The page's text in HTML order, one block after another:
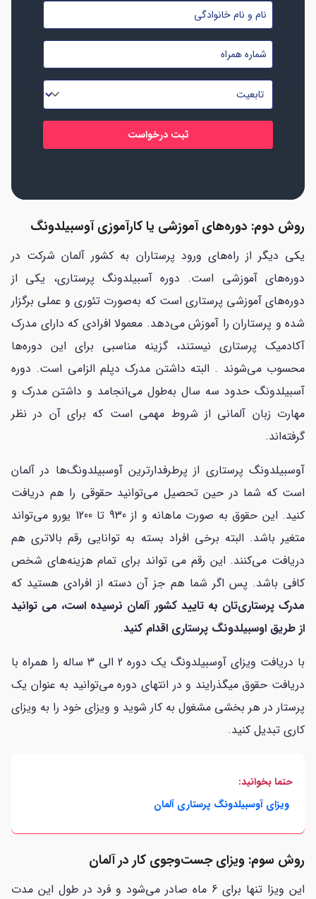
نام
و
نام
خانوادگی
شماره
موبایل
تابعیت
*
روش دوم: دوره‌های آموزشی یا کارآموزی آوسبیلدونگ
یکی دیگر از راه‌های ورود پرستاران به کشور آلمان شرکت در
دوره‌های آموزشی است. دوره آسبیلدونگ پرستاری، یکی از
دوره‌های آموزشی پرستاری است که به‌صورت تئوری و عملی برگزار
شده و پرستاران را آموزش می‌دهد. معمولا افرادی که دارای مدرک
آکادمیک پرستاری نیستند، گزینه مناسبی برای این دوره‌ها
محسوب می‌شوند . البته داشتن مدرک دپلم الزامی است. دوره
آسبیلدونگ حدود سه سال به‌طول می‌انجامد و داشتن مدرک و
مهارت زبان آلمانی از شروط مهمی است که برای آن در نظر
گرفته‌اند.
آوسبیلدونگ پرستاری از پرطرفدارترین آوسبیلدونگ‌ها در آلمان
است که شما در حین تحصیل می‌توانید حقوقی را هم دریافت
کنید. این حقوق به صورت ماهانه و از 930 تا 1200 یورو می‌تواند
متغیر باشد. البته برخی افراد بسته به توانایی رقم بالاتری هم
دریافت می‌کنند. این رقم می تواند برای تمام هزینه‌های شخص
کافی باشد. پس اگر شما هم جز آن دسته از افرادی هستید که
مدرک پرستاری‌تان به تایید کشور آلمان نرسیده است، می توانید
از طریق اوسبیلدونگ پرستاری اقدام کنید.
با دریافت ویزای آوسبیلدونگ یک دوره 2 الی 3 ساله را همراه با
دریافت حقوق میگذرایند و در انتهای دوره می‌توانید به عنوان یک
پرستار در هر بخشی مشغول به کار شوید و ویزای خود را به ویزای
کاری تبدیل کنید.
حتما بخوانید:
ویزای آوسبیلدونگ پرستاری آلمان
روش سوم: ویزای جست‌و‌جوی کار در آلمان
این ویزا تنها برای 6 ماه صادر می‌شود و فرد در طول این مدت